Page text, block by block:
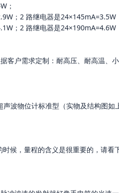
；
；2 路继电器是24×145mA=3.5W
；2 路继电器是24×190mA=4.6W
客户需求定制：耐高压、耐高温、
波物位计标准型（实物及结构图如
候，量程的含义是很重要的，请看